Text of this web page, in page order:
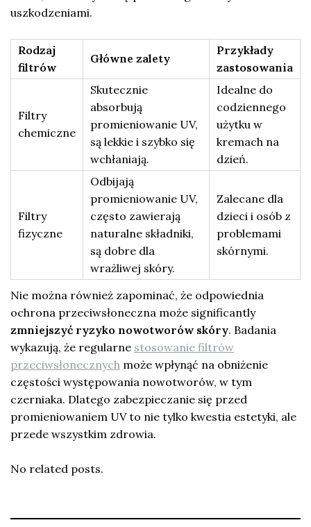
uszkodzeniami.
Rodzaj
filtrów
Główne zalety
Przykłady
zastosowania
Filtry
chemiczne
Skutecznie
absorbują
promieniowanie UV,
są lekkie i szybko się
wchłaniają.
Idealne do
codziennego
użytku w
kremach na
dzień.
Filtry
fizyczne
Odbijają
promieniowanie UV,
często zawierają
naturalne składniki,
są dobre dla
wrażliwej skóry.
Zalecane dla
dzieci i osób z
problemami
skórnymi.
Nie można również zapominać, że odpowiednia
ochrona przeciwsłoneczna może significantly
zmniejszyć ryzyko nowotworów skóry. Badania
wykazują, że regularne stosowanie filtrów
przeciwsłonecznych może wpłynąć na obniżenie
częstości występowania nowotworów, w tym
czerniaka. Dlatego zabezpieczanie się przed
promieniowaniem UV to nie tylko kwestia estetyki, ale
przede wszystkim zdrowia.
No related posts.